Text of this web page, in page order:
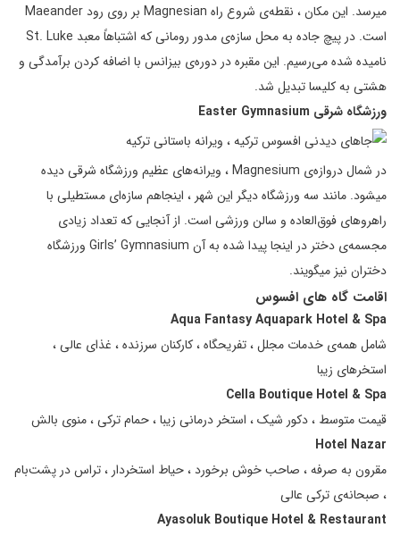
میرسد. این مکان ، نقطه‌ی شروع راه Magnesian بر روی رود Maeander
است. در پیچ جاده به محل سازه‌ی مدور رومانی که اشتباهاً معبد St. Luke
نامیده شده می‌رسیم. این مقبره در دوره‌ی بیزانس با اضافه کردن برآمدگی و
هشتی به کلیسا تبدیل شد.
ورزشگاه شرقی Easter Gymnasium
در شمال دروازه‌ی Magnesium ، ویرانه‌های عظیم ورزشگاه شرقی دیده
میشود. مانند سه ورزشگاه دیگر این شهر ، اینجاهم سازه‌ای مستطیلی با
راهروهای فوق‌العاده و سالن ورزشی است. از آنجایی که تعداد زیادی
مجسمه‌ی دختر در اینجا پیدا شده به آن Girls’ Gymnasium ورزشگاه
دختران نیز میگویند.
اقامت گاه های افسوس
Aqua Fantasy Aquapark Hotel & Spa
شامل همه‌ی خدمات مجلل ، تفریحگاه ، کارکنان سرزنده ، غذای عالی ،
استخرهای زیبا
Cella Boutique Hotel & Spa
قیمت متوسط ، دکور شیک ، استخر درمانی زیبا ، حمام ترکی ، منوی بالش
Hotel Nazar
مقرون به صرفه ، صاحب خوش برخورد ، حیاط استخردار ، تراس در پشت‌بام
، صبحانه‌ی ترکی عالی
Ayasoluk Boutique Hotel & Restaurant